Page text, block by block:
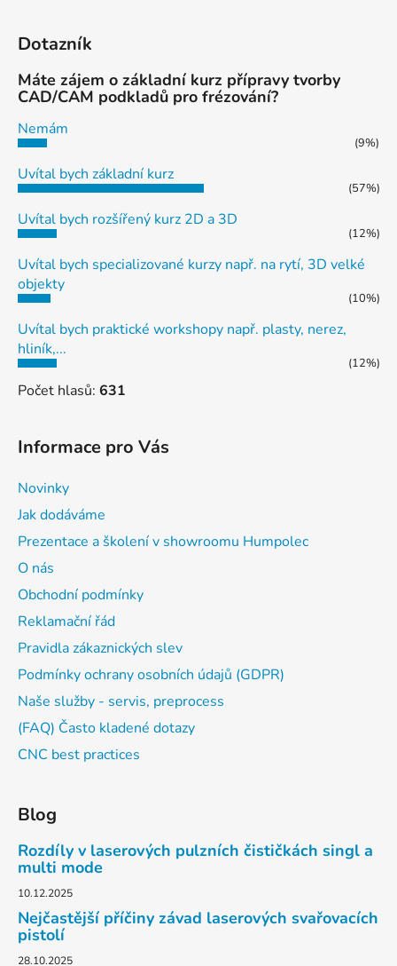
Dotazník
Máte zájem o základní kurz přípravy tvorby
CAD/CAM podkladů pro frézování?
Nemám
(9%)
Uvítal bych základní kurz
(57%)
Uvítal bych rozšířený kurz 2D a 3D
(12%)
Uvítal bych specializované kurzy např. na rytí, 3D velké
objekty
(10%)
Uvítal bych praktické workshopy např. plasty, nerez,
hliník,...
(12%)
Počet hlasů: 631
Informace pro Vás
Novinky
Jak dodáváme
Prezentace a školení v showroomu Humpolec
O nás
Obchodní podmínky
Reklamační řád
Pravidla zákaznických slev
Podmínky ochrany osobních údajů (GDPR)
Naše služby - servis, preprocess
(FAQ) Často kladené dotazy
CNC best practices
Blog
Rozdíly v laserových pulzních čističkách singl a
multi mode
10.12.2025
Nejčastější příčiny závad laserových svařovacích
pistolí
28.10.2025